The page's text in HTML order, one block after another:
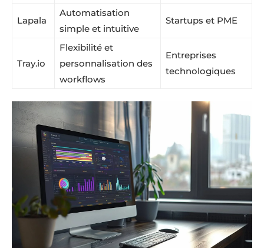
Lapala
Automatisation
simple et intuitive
Startups et PME
Tray.io
Flexibilité et
personnalisation des
workflows
Entreprises
technologiques